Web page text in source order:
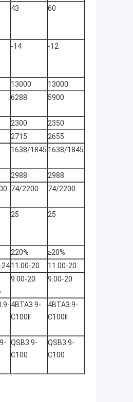
43 60
-14 -12
13000
13000
6288 5900
2300
2350
2715
2655
1638/1845 1638/1845
2988
2988
74/2200 74/2200
25 25
220%
≥20%
2411.00-20
11.00-20
9.00-20 9.00-20
4BTA3.9-
C100II
4BTA3.9-
C100II
QSB3.9-
C100
QSB3.9-
C100